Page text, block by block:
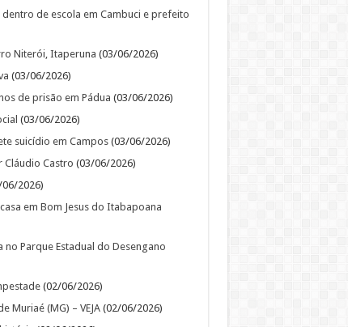
de escola em Cambuci e prefeito
Niterói, Itaperuna (03/06/2026)
(03/06/2026)
de prisão em Pádua (03/06/2026)
(03/06/2026)
suicídio em Campos(03/06/2026)
Cláudio Castro (03/06/2026)
2026)
em Bom Jesus do Itabapoana
Parque Estadual do Desengano
(02/06/2026)
Muriaé (MG) – VEJA(02/06/2026)